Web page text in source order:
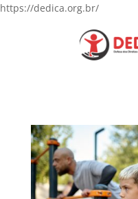
https://dedica.org.br/